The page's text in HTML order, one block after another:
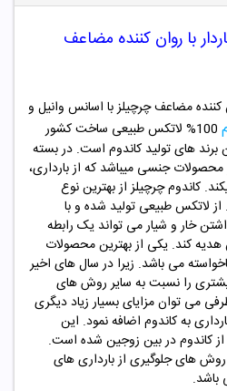
با روان کننده مضاعف
کننده مضاعف چرچیلز با اسانس وانیل و
100% لاتکس طبیعی ساخت کشور
برند های تولید کاندوم است. در بسته
جزو محصولات جنسی میباشد که از بارداری،
کاندوم چرچیلز از بهترین نوع
لاتکس طبیعی تولید شده و با
خار و شیار می تواند یک رابطه
کند. یکی از بهترین محصولات
می باشد. زیرا در سال های اخیر
را نسبت به سایر روش های
می توان مزایای بسیار زیاد دیگری
به کاندوم اضافه نمود. این
کاندوم در بین زوجین شده است.
های جلوگیری از بارداری های
باشد.